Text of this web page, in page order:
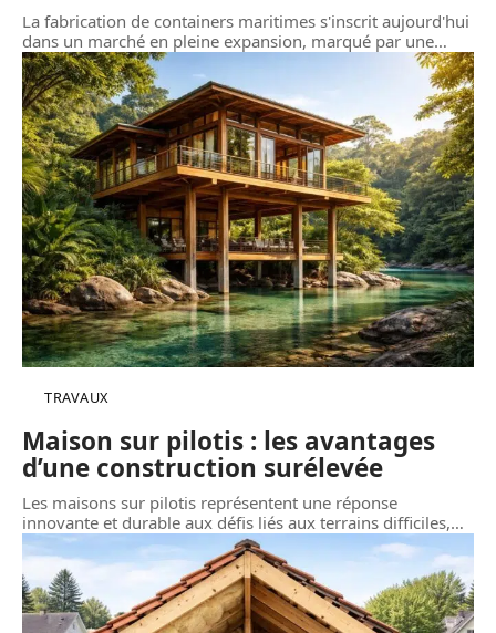
La fabrication de containers maritimes s'inscrit aujourd'hui
dans un marché en pleine expansion, marqué par une…
TRAVAUX
Maison sur pilotis : les avantages
d’une construction surélevée
Les maisons sur pilotis représentent une réponse
innovante et durable aux défis liés aux terrains difficiles,…